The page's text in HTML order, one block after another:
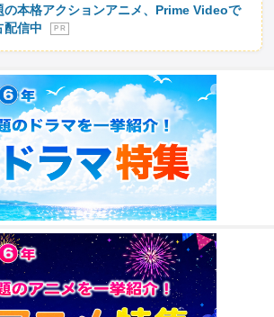
の本格アクションアニメ、Prime Videoで
配信中
P R